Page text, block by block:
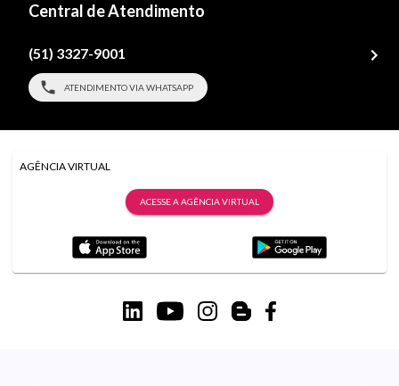
Central de Atendimento
(51) 3327-9001
ATENDIMENTO VIA WHATSAPP
AGÊNCIA VIRTUAL
ACESSE A AGÊNCIA VIRTUAL